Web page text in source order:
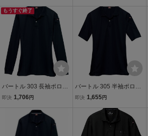
速乾 作業服 作業着
汗速乾 作業服 作業着
もうすぐ終了
バートル 303 長袖ポロシ
ャツ ドライメッシュ ブラ
乾 作業服 作業着
即決 1,706 円
バートル 305 半袖ポロシ
ャツ ドライメッシュ ブラ
乾 作業服 作業着
即決 1,655円